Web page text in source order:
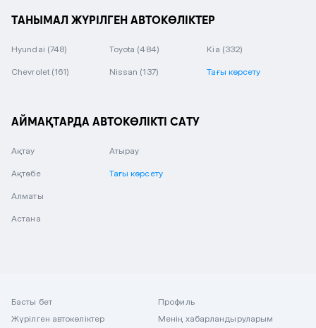
ТАНЫМАЛ ЖҮРІЛГЕН АВТОКӨЛІКТЕР
Hyundai (748) Toyota (484) Kia (332)
Chevrolet (161) Nissan (137) Тағы көрсету
АЙМАҚТАРДА АВТОКӨЛІКТІ САТУ
Ақтау
Ақтөбе
Алматы
Астана
Атырау
Тағы көрсету
Басты бет
Жүрілген автокөліктер
Профиль
Менің хабарландыруларым